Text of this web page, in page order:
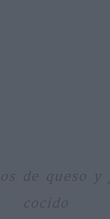
de queso y
cocido